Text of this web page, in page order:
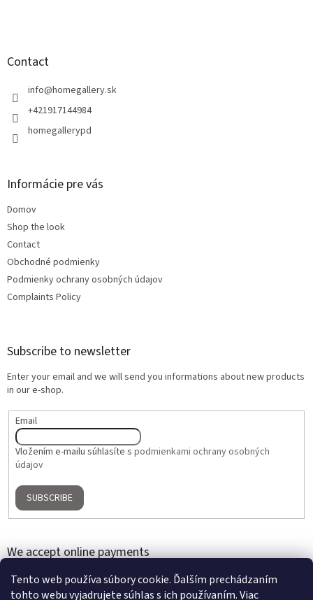
Tento web používa súbory cookie. Ďalším prechádzaním
tohto webu vyjadrujete súhlas s ich používaním. Viac
Contact
info@homegallery.sk
+421917144984
homegallerypd
Informácie pre vás
Domov
Shop the look
Contact
Obchodné podmienky
Podmienky ochrany osobných údajov
Complaints Policy
Subscribe to newsletter
Enter your email and we will send you informations about new products
in our e-shop.
Email
Vložením e-mailu súhlasíte s podmienkami ochrany osobných
údajov
SUBSCRIBE
We accept online payments